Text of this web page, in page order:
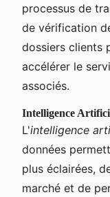
processus de
de vérification
dossiers clients
accélérer le
associés.
Intelligence
L'intelligence
données
plus éclairées,
marché et de